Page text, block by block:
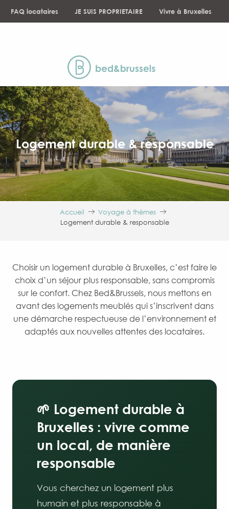
FAQ locataires JE SUIS PROPRIETAIRE Vivre à Bruxelles
Logement durable & responsable
Accueil
Voyage à thèmes
Logement durable & responsable
Choisir un logement durable à Bruxelles, c’est faire le
choix d’un séjour plus responsable, sans compromis
sur le confort. Chez Bed&Brussels, nous mettons en
avant des logements meublés qui s’inscrivent dans
une démarche respectueuse de l’environnement et
adaptés aux nouvelles attentes des locataires.
🌱 Logement durable à
Bruxelles : vivre comme
un local, de manière
responsable
Vous cherchez un logement plus
humain et plus responsable à